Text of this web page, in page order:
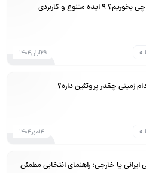
ایده متنوع و کاربردی
29آبان1404
14مهر1404
ایرانی یا خارجی؛ راهنمای انتخابی مطمئن